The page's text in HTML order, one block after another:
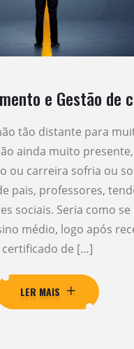
e Gestão de
tão distante para
ainda muito
ou carreira sofria ou
pais, professores,
sociais. Seria como
médio, logo após
certificado de […]
LER MAIS